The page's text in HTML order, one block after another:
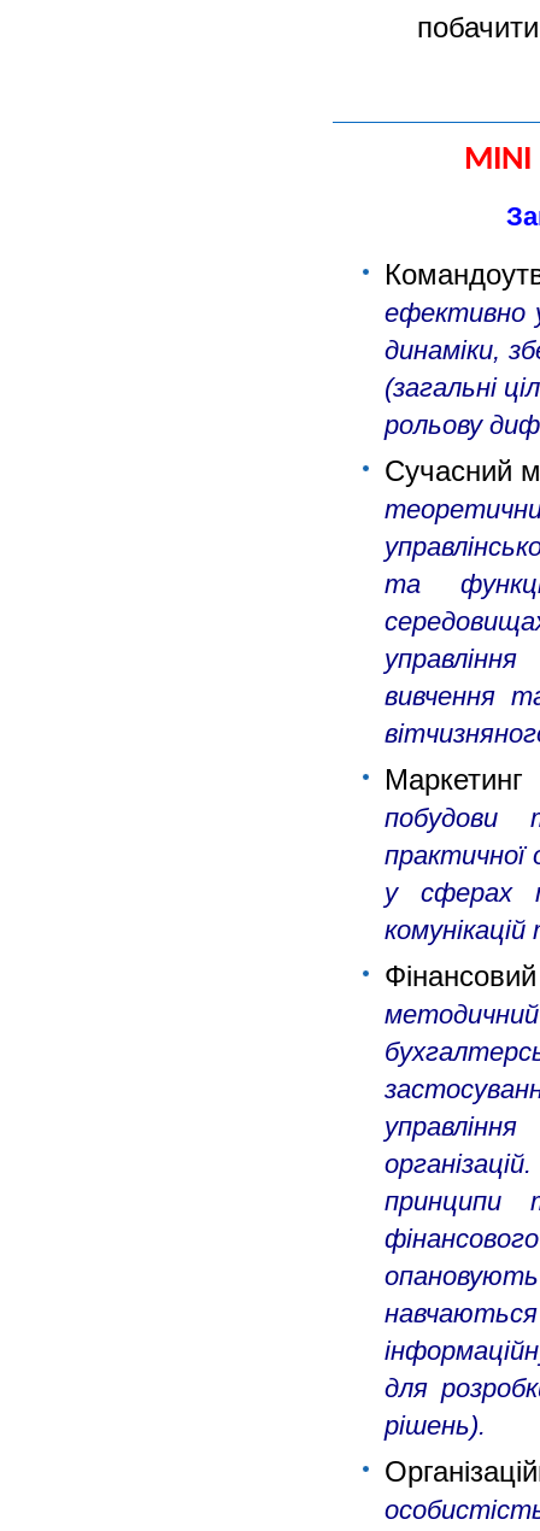
побачити
ефективно
динаміки,
(загальні
рольову
Сучасний
та
вивчення
побудови
практичної
у сферах
принципи
для
рішень).